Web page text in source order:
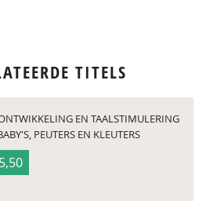
TITELS
EN TAALSTIMULERING
PEUTERS EN KLEUTERS